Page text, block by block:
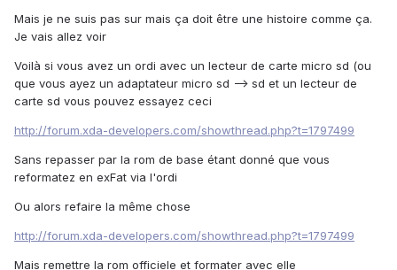
Mais je ne suis pas sur mais ça doit être une histoire comme ça.
Je vais allez voir
Voilà si vous avez un ordi avec un lecteur de carte micro sd (ou
que vous ayez un adaptateur micro sd --> sd et un lecteur de
carte sd vous pouvez essayez ceci
http://forum.xda-developers.com/showthread.php?t=1797499
Sans repasser par la rom de base étant donné que vous
reformatez en exFat via l'ordi
Ou alors refaire la même chose
http://forum.xda-developers.com/showthread.php?t=1797499
Mais remettre la rom officiele et formater avec elle